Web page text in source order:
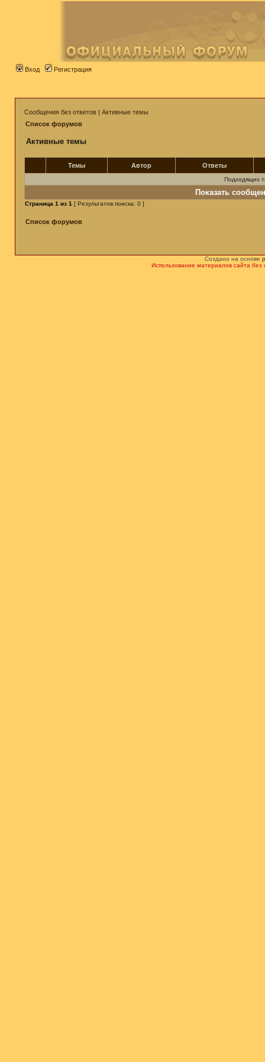
Вход Регистрация
Сообщения без ответов | Активные темы
Список форумов
Активные темы
Темы Автор Ответы
Подходящих
Показать
Страница 1 из 1 [ Результатов поиска: 0 ]
Список форумов
Создано на основе
Использование материалов сайта